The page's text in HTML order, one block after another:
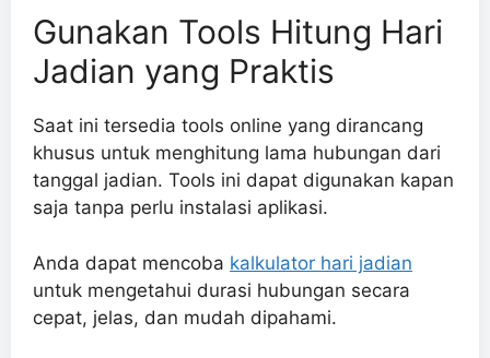
Gunakan Tools Hitung Hari
Jadian yang Praktis
Saat ini tersedia tools online yang dirancang
khusus untuk menghitung lama hubungan dari
tanggal jadian. Tools ini dapat digunakan kapan
saja tanpa perlu instalasi aplikasi.
Anda dapat mencoba kalkulator hari jadian
untuk mengetahui durasi hubungan secara
cepat, jelas, dan mudah dipahami.